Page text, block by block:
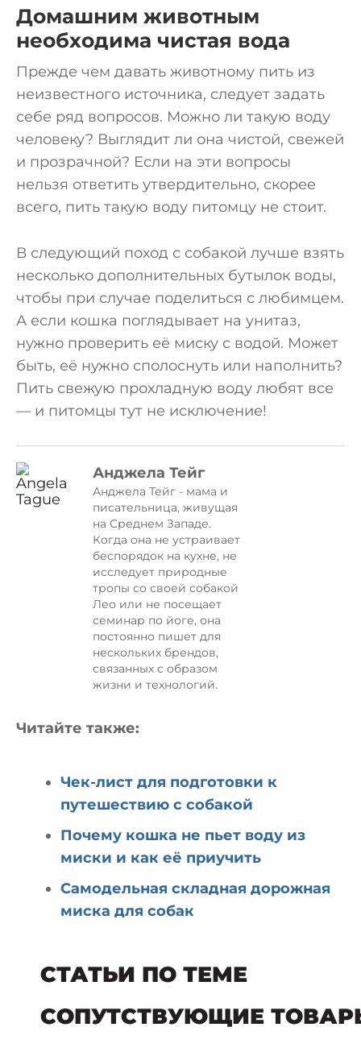
Домашним животным
необходима чистая вода
Прежде чем давать животному пить из
неизвестного источника, следует задать
себе ряд вопросов. Можно ли такую воду
человеку? Выглядит ли она чистой, свежей
и прозрачной? Если на эти вопросы
нельзя ответить утвердительно, скорее
всего, пить такую воду питомцу не стоит.
В следующий поход с собакой лучше взять
несколько дополнительных бутылок воды,
чтобы при случае поделиться с любимцем.
А если кошка поглядывает на унитаз,
нужно проверить её миску с водой. Может
быть, её нужно сполоснуть или наполнить?
Пить свежую прохладную воду любят все
— и питомцы тут не исключение!
Анджела Тейг
Анджела Тейг - мама и
писательница, живущая
на Среднем Западе.
Когда она не устраивает
беспорядок на кухне, не
исследует природные
тропы со своей собакой
Лео или не посещает
семинар по йоге, она
постоянно пишет для
нескольких брендов,
связанных с образом
жизни и технологий.
Читайте также:
Чек-лист для подготовки к
путешествию с собакой
Почему кошка не пьет воду из
миски и как её приучить
Самодельная складная дорожная
миска для собак
СТАТЬИ ПО ТЕМЕ
СОПУТСТВУЮЩИЕ